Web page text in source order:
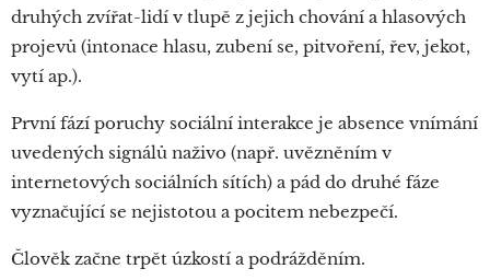
druhých zvířat-lidí v tlupě z jejich chování a hlasových
projevů (intonace hlasu, zubení se, pitvoření, řev, jekot,
vytí ap.).
První fází poruchy sociální interakce je absence vnímání
uvedených signálů naživo (např. uvězněním v
internetových sociálních sítích) a pád do druhé fáze
vyznačující se nejistotou a pocitem nebezpečí.
Člověk začne trpět úzkostí a podrážděním.